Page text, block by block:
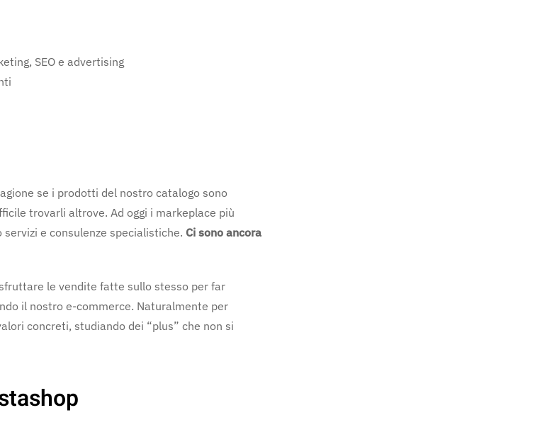
SEO e advertising
se i prodotti del nostro catalogo sono
trovarli altrove. Ad oggi i markeplace più
e consulenze specialistiche. Ci sono ancora
le vendite fatte sullo stesso per far
il nostro e-commerce. Naturalmente per
concreti, studiando dei “plus” che non si